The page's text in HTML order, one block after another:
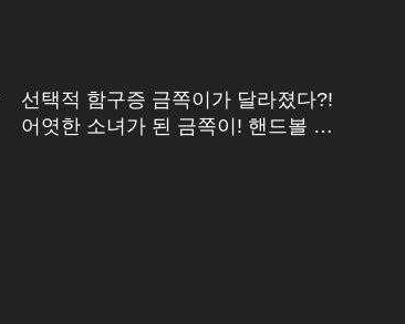
선택적 함구증 금쪽이가 달라졌다?!
어엿한 소녀가 된 금쪽이! 핸드볼 선